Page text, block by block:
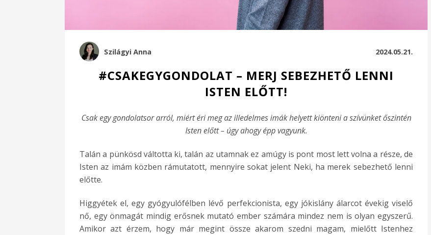
Szilágyi Anna 2024.05.21.
#CSAKEGYGONDOLAT – MERJ SEBEZHETŐ LENNI
ISTEN ELŐTT!
Csak egy gondolatsor arról, miért éri meg az illedelmes imák helyett kiönteni a szívünket őszintén
Isten előtt – úgy ahogy épp vagyunk.
Talán a pünkösd váltotta ki, talán az utamnak ez amúgy is pont most lett volna a része, de
Isten az imám közben rámutatott, mennyire sokat jelent Neki, ha merek sebezhető lenni
előtte.
Higgyétek el, egy gyógyulófélben lévő perfekcionista, egy jókislány álarcot évekig viselő
nő, egy önmagát mindig erősnek mutató ember számára mindez nem is olyan egyszerű.
Amikor azt érzem, hogy már megint össze akarom szedni magam, mielőtt Istenhez